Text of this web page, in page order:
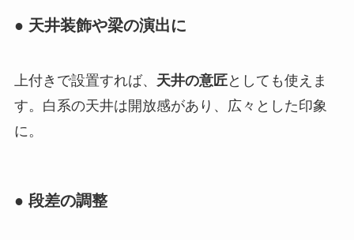
● 天井装飾や梁の演出に
上付きで設置すれば、 天井の意匠としても使えま
す。白系の天井は開放感があり、広々とした印象
に。
● 段差の調整